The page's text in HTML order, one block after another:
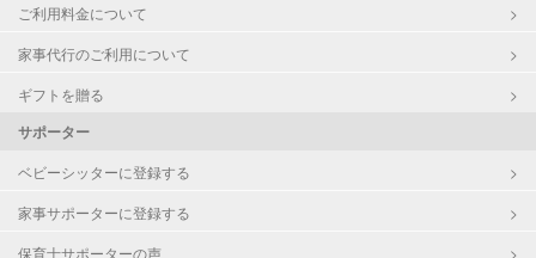
ご利用料金について
家事代行のご利用について
ギフトを贈る
サポーター
ベビーシッターに登録する
家事サポーターに登録する
保育士サポーターの声